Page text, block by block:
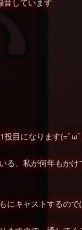
投目になります(=ﾟω
る、私が何年もか
にキャストするので